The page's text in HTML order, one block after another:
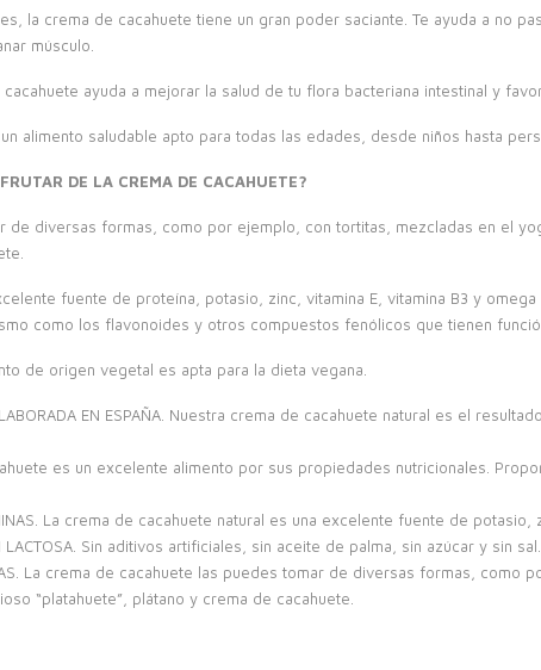
la crema de cacahuete tiene un gran poder saciante. Te ayuda a no
músculo.
ayuda a mejorar la salud de tu flora bacteriana intestinal y
alimento saludable apto para todas las edades, desde niños hasta
DE LA CREMA DE CACAHUETE?
de diversas formas, como por ejemplo, con tortitas, mezcladas en el
fuente de proteína, potasio, zinc, vitamina E, vitamina B3 y
como los flavonoides y otros compuestos fenólicos que tienen
de origen vegetal es apta para la dieta vegana.
ELABORADA EN ESPAÑA. Nuestra crema de cacahuete natural es el
es un excelente alimento por sus propiedades nutricionales.
La crema de cacahuete natural es una excelente fuente de
LACTOSA. Sin aditivos artificiales, sin aceite de palma, sin azúcar y sin sal.
La crema de cacahuete las puedes tomar de diversas formas,
“platahuete”, plátano y crema de cacahuete.